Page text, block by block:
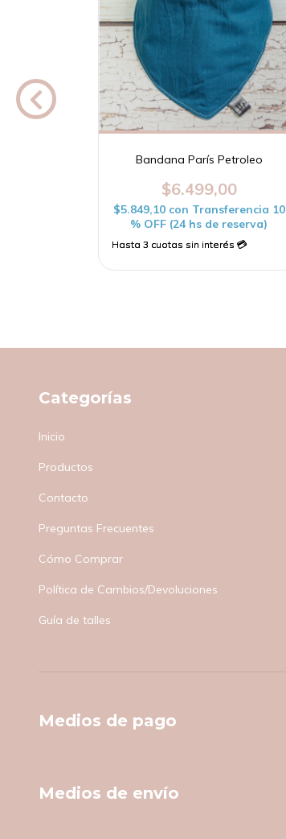
Bandana París Petroleo
$6.499,00
$5.849,10 con Transferencia 10
% OFF (24 hs de reserva)
Categorías
Inicio
Productos
Contacto
Preguntas Frecuentes
Cómo Comprar
Política de Cambios/Devoluciones
Guía de talles
Medios de pago
Medios de envío